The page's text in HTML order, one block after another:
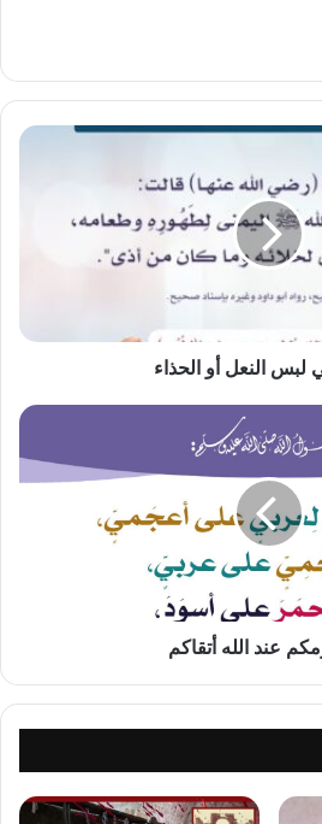
لبس النعل أو الحذاء
عند الله أتقاكم